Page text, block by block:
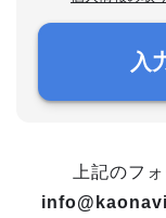
入
上記のフ